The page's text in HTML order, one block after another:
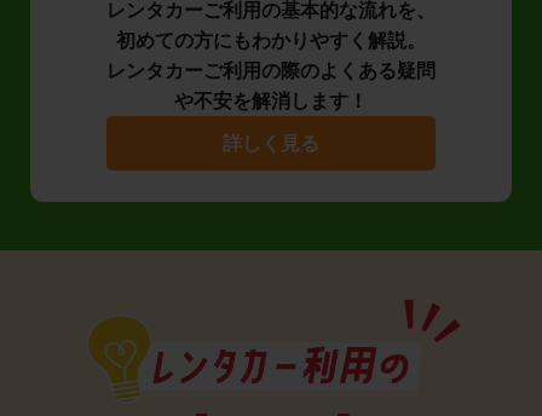
レンタカーご利用の基本的な流れを、
初めての方にもわかりやすく解説。
レンタカーご利用の際のよくある疑問
や不安を解消します！
詳しく見る